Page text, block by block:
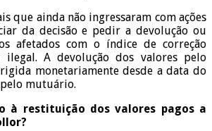
que ainda não ingressaram com ações
da decisão e pedir a devolução ou
afetados com o índice de correção
ilegal. A devolução dos valores pelo
monetariamente desde a data do
mutuário.
à restituição dos valores pagos a